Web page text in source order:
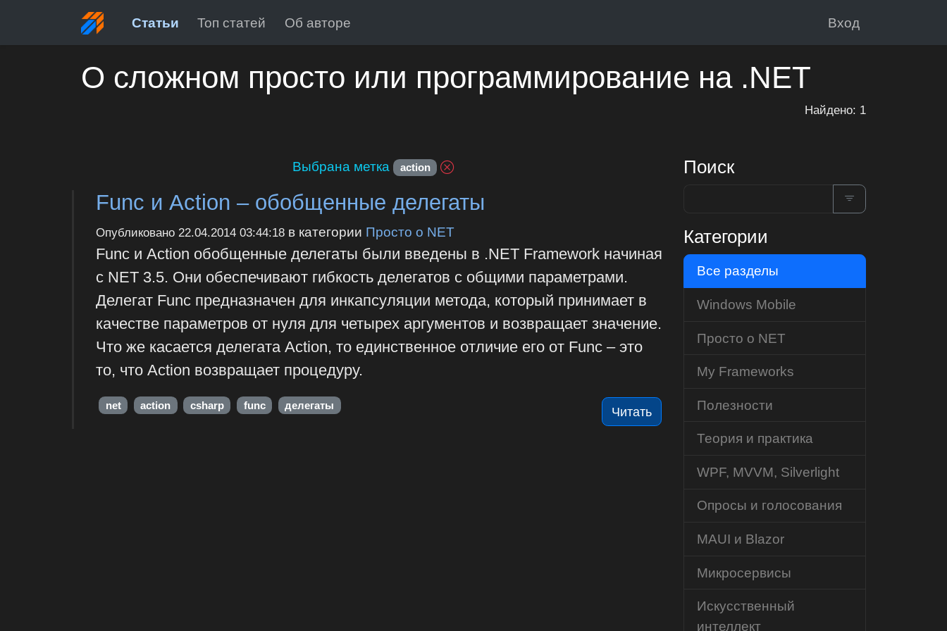
Статьи Топ статей Об авторе Вход
О сложном просто или программирование на .NET
Найдено: 1
Выбрана метка action
Func и Action – обобщенные делегаты
Опубликовано 22.04.2014 03:44:18в категории Просто о NET
Func и Action обобщенные делегаты были введены в .NET Framework начиная
с NET 3.5. Они обеспечивают гибкость делегатов с общими параметрами.
Делегат Func предназначен для инкапсуляции метода, который принимает в
качестве параметров от нуля для четырех аргументов и возвращает значение.
Что же касается делегата Action, то единственное отличие его от Func – это
то, что Action возвращает процедуру.
Читать
net action csharp func делегаты
Поиск
Категории
Все разделы
Windows Mobile
Просто о NET
My Frameworks
Полезности
Теория и практика
WPF, MVVM, Silverlight
Опросы и голосования
MAUI и Blazor
Микросервисы
Искусственный
интеллект